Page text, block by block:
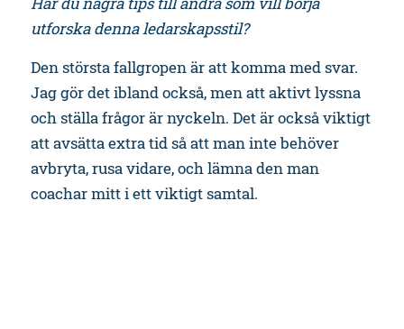
utforska denna ledarskapsstil?
Den största fallgropen är att komma med svar.
Jag gör det ibland också, men att aktivt lyssna
och ställa frågor är nyckeln. Det är också viktigt
att avsätta extra tid så att man inte behöver
avbryta, rusa vidare, och lämna den man
coachar mitt i ett viktigt samtal.